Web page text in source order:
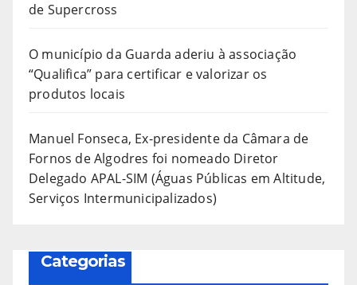
de Supercross
O município da Guarda aderiu à associação
“Qualifica” para certificar e valorizar os
produtos locais
Manuel Fonseca, Ex-presidente da Câmara de
Fornos de Algodres foi nomeado Diretor
Delegado APAL-SIM (Águas Públicas em Altitude,
Serviços Intermunicipalizados)
Categorias